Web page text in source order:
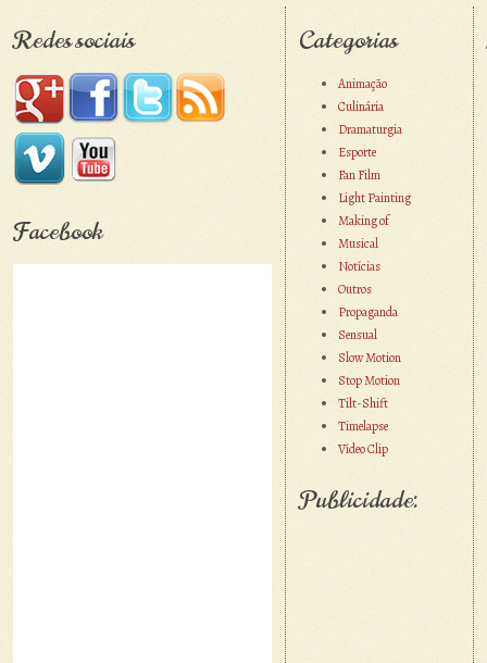
Redes sociais
Facebook
Categorias
Animação
Culinária
Dramaturgia
Esporte
Fan Film
Light Painting
Making of
Musical
Notícias
Outros
Propaganda
Sensual
Slow Motion
Stop Motion
Tilt-Shift
Timelapse
Vídeo Clip
Publicidade: